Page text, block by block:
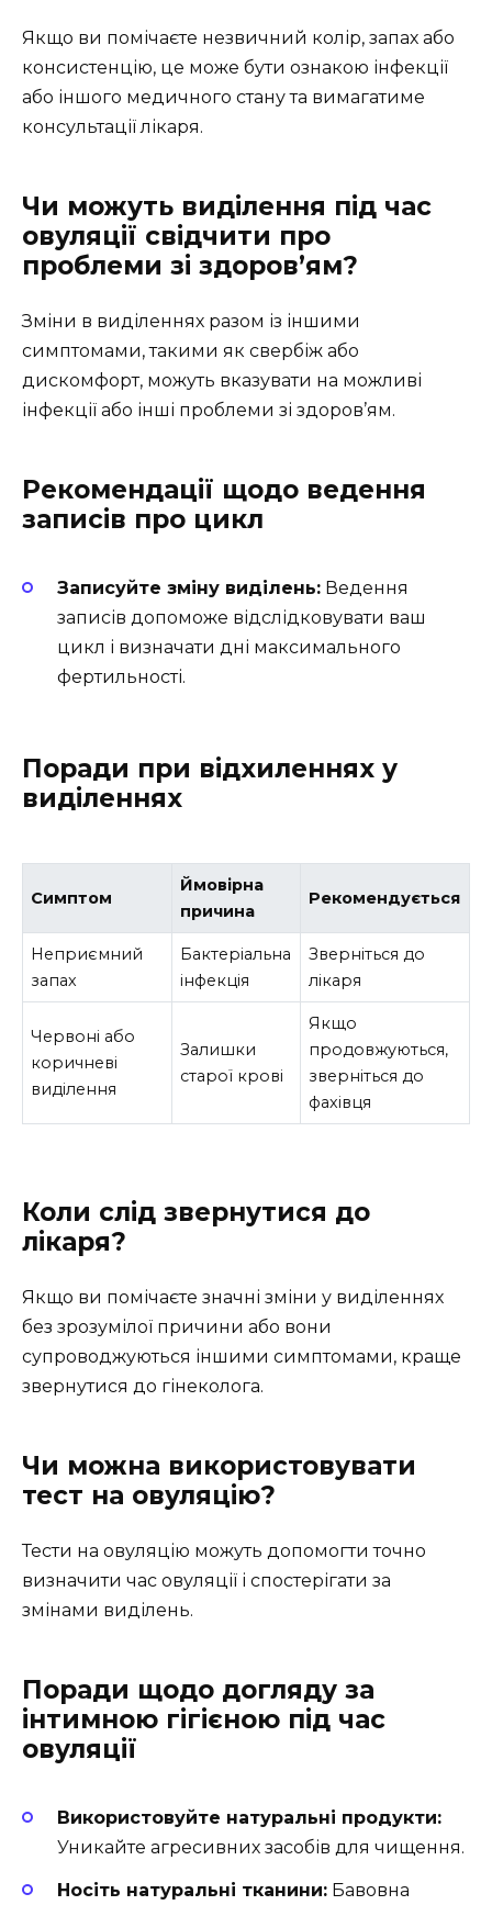
Якщо ви помічаєте незвичний колір, запах або
консистенцію, це може бути ознакою інфекції
або іншого медичного стану та вимагатиме
консультації лікаря.
Чи можуть виділення під час
овуляції свідчити про
проблеми зі здоров’ям?
Зміни в виділеннях разом із іншими
симптомами, такими як свербіж або
дискомфорт, можуть вказувати на можливі
інфекції або інші проблеми зі здоров’ям.
Рекомендації щодо ведення
записів про цикл
Записуйте зміну виділень: Ведення
записів допоможе відслідковувати ваш
цикл і визначати дні максимального
фертильності.
Поради при відхиленнях у
виділеннях
Симптом
Ймовірна
причина
Рекомендується
Неприємний
запах
Бактеріальна
інфекція
Зверніться до
лікаря
Червоні або
коричневі
виділення
Залишки
старої крові
Якщо
продовжуються,
зверніться до
фахівця
Коли слід звернутися до
лікаря?
Якщо ви помічаєте значні зміни у виділеннях
без зрозумілої причини або вони
супроводжуються іншими симптомами, краще
звернутися до гінеколога.
Чи можна використовувати
тест на овуляцію?
Тести на овуляцію можуть допомогти точно
визначити час овуляції і спостерігати за
змінами виділень.
Поради щодо догляду за
інтимною гігієною під час
овуляції
Використовуйте натуральні продукти:
Уникайте агресивних засобів для чищення.
Носіть натуральні тканини: Бавовна